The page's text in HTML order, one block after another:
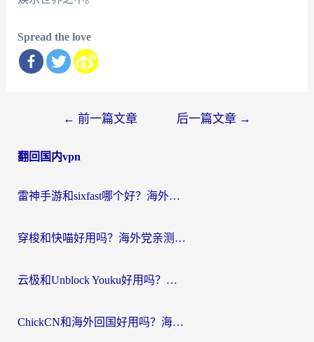
Spread the love
导
← 前一篇文章 后一篇文章 →
翻回国内vpn
雷神手游和sixfast哪个好？海外党亲测3款回国加速器，教你选对不踩坑
穿梭和快喵好用吗？海外党亲测：小众加速器对比+番茄加速器深度体验
云极和Unblock Youku好用吗？海外党亲测+2026回国加速器避坑指南
ChickCN和海外回国好用吗？海外党2026亲测：从手游到影音，选对加速器的3个关键